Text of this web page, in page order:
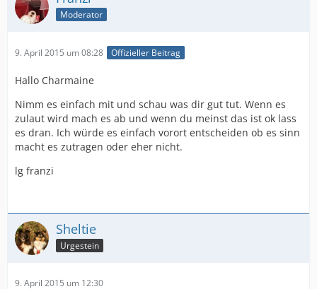
Moderator
9. April 2015 um 08:28 Offizieller Beitrag
Hallo Charmaine
Nimm es einfach mit und schau was dir gut tut. Wenn es
zulaut wird mach es ab und wenn du meinst das ist ok lass
es dran. Ich würde es einfach vorort entscheiden ob es sinn
macht es zutragen oder eher nicht.
lg franzi
Sheltie
Urgestein
9. April 2015 um 12:30